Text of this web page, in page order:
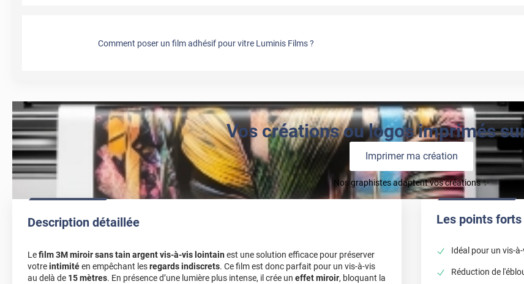
Comment poser un film adhésif pour vitre Luminis Films ?
Vos créations ou logos imprimés
Imprimer ma création
Nos graphistes adaptent vos créations ✨
Description détaillée
Lefilm 3M miroir sans tain argent vis-à-vis lointainest une solution efficace pour préserver
votreintimitéen empêchant lesregards indiscrets. Ce film est donc parfait pour un vis-à-vis
au delà de 15 mètres. En présence d’une lumière plus intense, il crée un effet miroir, bloquant la
Les points forts
Idéal pour un vis-
Réduction de